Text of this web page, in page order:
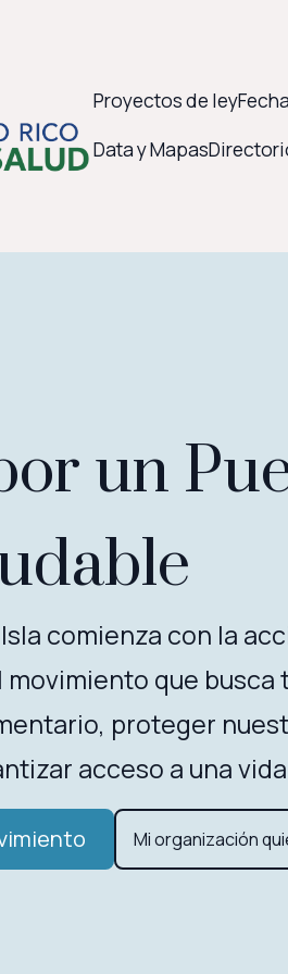
Proyectos de ley
Data y Mapas
un
comienza con la
movimiento que
proteger
acceso a una
Mi organización